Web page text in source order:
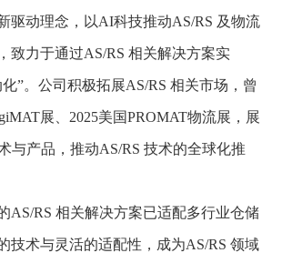
驱动理念，以AI科技推动AS/RS 及物流
致力于通过AS/RS 相关解决方案实
”。公司积极拓展AS/RS 相关市场，曾
展、2025美国PROMAT物流展，展
与产品，推动AS/RS 技术的全球化推
AS/RS 相关解决方案已适配多行业仓储
技术与灵活的适配性，成为AS/RS 领域